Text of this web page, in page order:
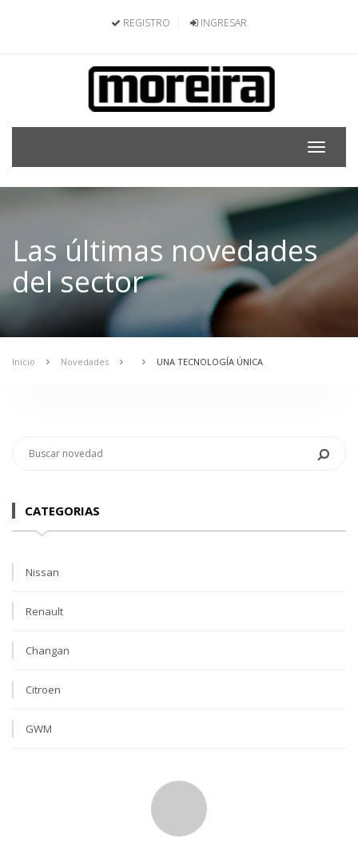
REGISTRO INGRESAR
Toggle
Las últimas novedades
del sector
Inicio Novedades UNA TECNOLOGÍA ÚNICA
CATEGORIAS
Nissan
Renault
Changan
Citroen
GWM